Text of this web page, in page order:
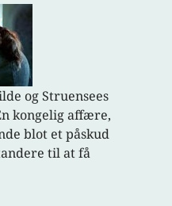
og Struensees
kongelig affære,
blot et påskud
til at få